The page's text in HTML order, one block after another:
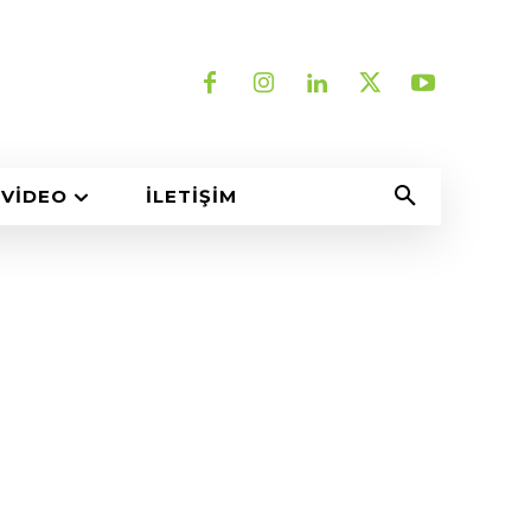
VIDEO İLETIŞIM